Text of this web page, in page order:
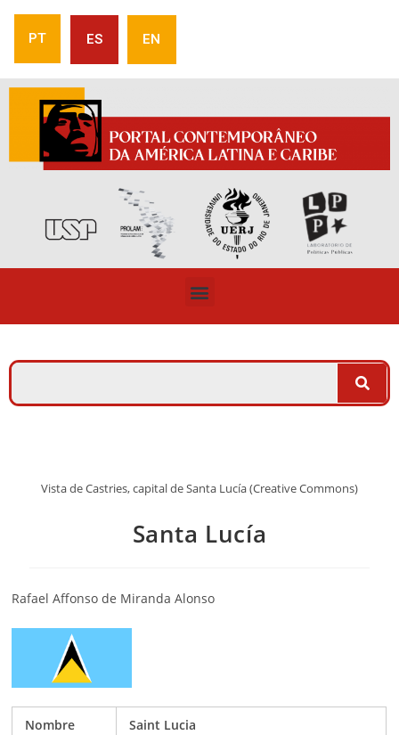
PT ES EN
Vista de Castries, capital de Santa Lucía (Creative Commons)
Santa Lucía
Rafael Affonso de Miranda Alonso
Nombre
Saint Lucia